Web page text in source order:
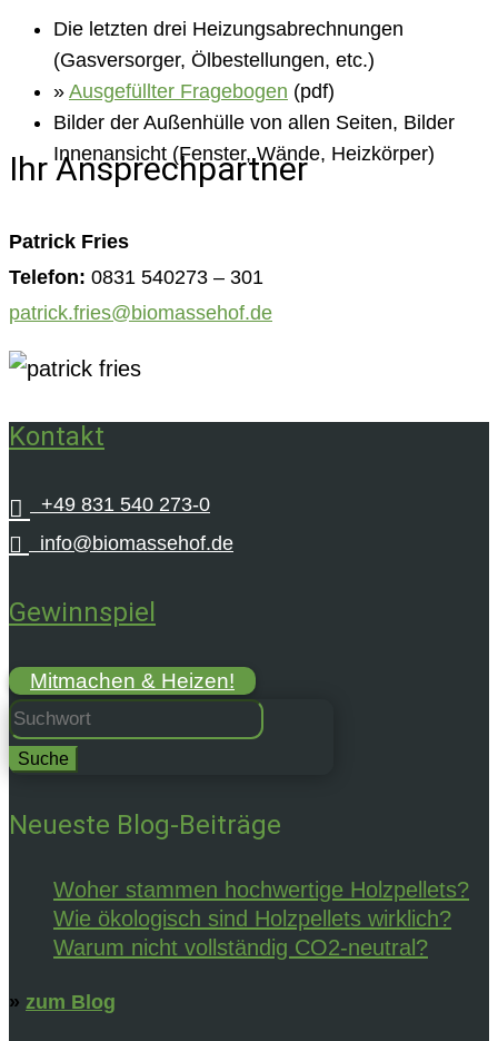
Die letzten drei Heizungsabrechnungen
(Gasversorger, Ölbestellungen, etc.)
» Ausgefüllter Fragebogen (pdf)
Bilder der Außenhülle von allen Seiten, Bilder
Innenansicht (Fenster, Wände, Heizkörper)
Ihr Ansprechpartner
Patrick Fries
Telefon: 0831 540273 – 301
patrick.fries@biomassehof.de
Kontakt
 +49 831 540 273-0
 info@biomassehof.de
Gewinnspiel
Mitmachen & Heizen!
Suchen
nach:
Neueste Blog-Beiträge
Woher stammen hochwertige Holzpellets?
Wie ökologisch sind Holzpellets wirklich?
Warum nicht vollständig CO2-neutral?
» zum Blog